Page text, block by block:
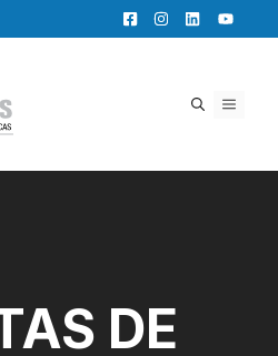
MENU
DE